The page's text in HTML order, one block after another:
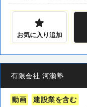
お気に入り追加
有限会社 河瀬塾
動画
建設業を含む